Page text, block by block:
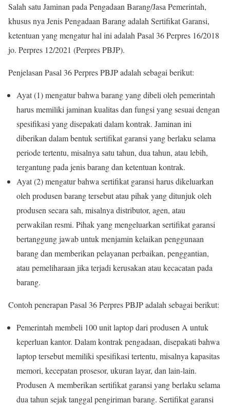
Salah satu Jaminan pada Pengadaan Barang/Jasa Pemerintah,
khusus nya Jenis Pengadaan Barang adalah Sertifikat Garansi,
ketentuan yang mengatur hal ini adalah Pasal 36 Perpres 16/2018
jo. Perpres 12/2021 (Perpres PBJP).
Penjelasan Pasal 36 Perpres PBJP adalah sebagai berikut:
Ayat (1) mengatur bahwa barang yang dibeli oleh pemerintah
harus memiliki jaminan kualitas dan fungsi yang sesuai dengan
spesifikasi yang disepakati dalam kontrak. Jaminan ini
diberikan dalam bentuk sertifikat garansi yang berlaku selama
periode tertentu, misalnya satu tahun, dua tahun, atau lebih,
tergantung pada jenis barang dan ketentuan kontrak.
Ayat (2) mengatur bahwa sertifikat garansi harus dikeluarkan
oleh produsen barang tersebut atau pihak yang ditunjuk oleh
produsen secara sah, misalnya distributor, agen, atau
perwakilan resmi. Pihak yang mengeluarkan sertifikat garansi
bertanggung jawab untuk menjamin kelaikan penggunaan
barang dan memberikan pelayanan perbaikan, penggantian,
atau pemeliharaan jika terjadi kerusakan atau kecacatan pada
barang.
Contoh penerapan Pasal 36 Perpres PBJP adalah sebagai berikut:
Pemerintah membeli 100 unit laptop dari produsen A untuk
keperluan kantor. Dalam kontrak pengadaan, disepakati bahwa
laptop tersebut memiliki spesifikasi tertentu, misalnya kapasitas
memori, kecepatan prosesor, ukuran layar, dan lain-lain.
Produsen A memberikan sertifikat garansi yang berlaku selama
dua tahun sejak tanggal pengiriman barang. Sertifikat garansi